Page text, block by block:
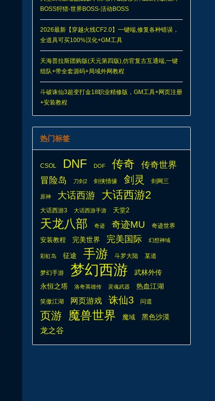
BOSS狩猎-世界BOSS-活动BOSS
2026最新【穿越火线CF2.0】一键端,修复各种错误，
全道具可买100%汉化+GM工具
天海普拉斯团购版(天元第四版),仿官复古互通端,一键
组队+带全套源码+局域外网教程
斗破诛仙3超变打金18职业精修版，GM工具+网页注册
+安装教程
热门标签
CSOL DNF DOF 传奇 传奇世界
冒险岛 刀剑2 剑侠情缘 剑灵 剑网三
原神 大话西游 大话西游2
大话西游3 大话西游手游 天堂2
天龙八部 奇迹 奇迹MU 奇迹世界
安装教程 完美世界 完美国际 幻想神域
彩虹岛 征途 手游 斗罗大陆 某道
梦幻手游 梦幻西游
武林外传
永恒之塔
洛奇英雄传 灵魂武器 热血江湖
笑傲江湖 网页游戏 诛仙3 问道
页游 魔兽世界 魔域 黑色沙漠
龙之谷